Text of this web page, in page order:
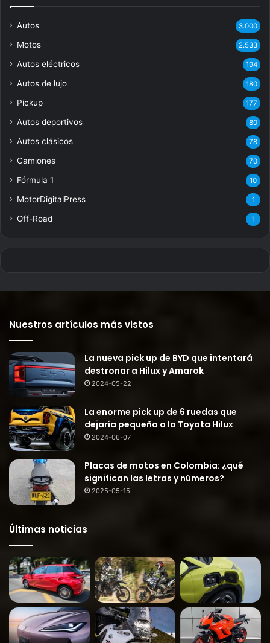
Autos 3.000
Motos 2.533
Autos eléctricos 194
Autos de lujo 180
Pickup 177
Autos deportivos 80
Autos clásicos 78
Camiones 70
Fórmula 1 10
MotorDigitalPress 1
Off-Road 1
Nuestros artículos más vistos
La nueva pick up de BYD que intentará
destronar a Hilux y Amarok
2024-05-22
La enorme pick up de 6 ruedas que
dejaría pequeña a la Toyota Hilux
2024-06-07
Placas de motos en Colombia: ¿qué
significan las letras y números?
2025-05-15
Últimas noticias